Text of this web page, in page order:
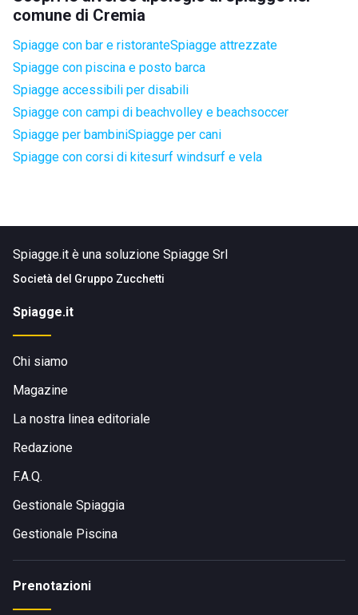
comune di Cremia
Spiagge con bar e ristoranteSpiagge attrezzate
Spiagge con piscina e posto barca
Spiagge accessibili per disabili
Spiagge con campi di beachvolley e beachsoccer
Spiagge per bambiniSpiagge per cani
Spiagge con corsi di kitesurf windsurf e vela
Spiagge.it è una soluzione Spiagge Srl
Società del Gruppo Zucchetti
Spiagge.it
Chi siamo
Magazine
La nostra linea editoriale
Redazione
F.A.Q.
Gestionale Spiaggia
Gestionale Piscina
Prenotazioni